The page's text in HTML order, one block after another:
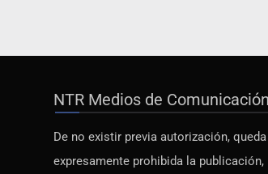
NTR Medios de Comunicación
De no existir previa autorización, queda
expresamente prohibida la publicación,